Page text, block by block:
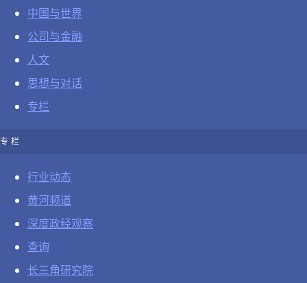
中国与世界
公司与金融
人文
思想与对话
专栏
专栏
行业动态
黄河频道
深度政经观察
查询
长三角研究院